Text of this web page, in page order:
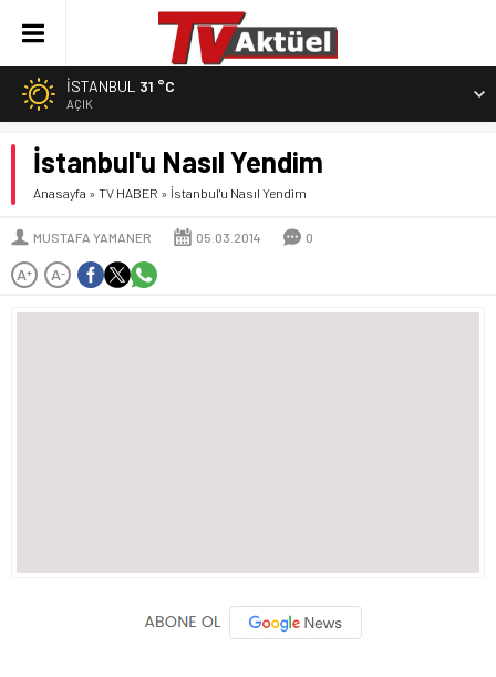
İSTANBUL 31 °C
AÇIK
İstanbul'u Nasıl Yendim
Anasayfa » TV HABER » İstanbul'u Nasıl Yendim
MUSTAFA YAMANER 05.03.2014 0
A+ A-